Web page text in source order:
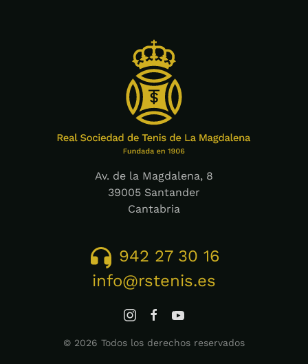
Av. de la Magdalena, 8
39005 Santander
Cantabria
942 27 30 16
info@rstenis.es
© 2026 Todos los derechos reservados